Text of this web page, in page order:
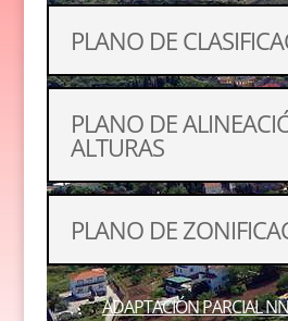
PLANO DE
PLANO DE
ALTURAS
PLANO DE
ADAPTACIÓN PARCIAL